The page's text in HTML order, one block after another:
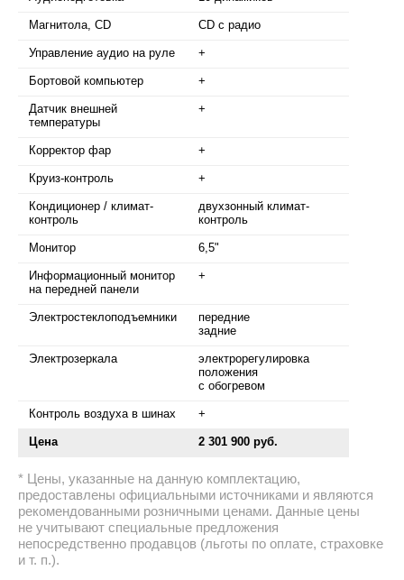
Магнитола, CD CD с радио
Управление аудио на руле +
Бортовой компьютер +
Датчик внешней
температуры
+
Корректор фар +
Круиз-контроль +
Кондиционер / климат-
контроль
двухзонный климат-
контроль
Монитор 6,5"
Информационный монитор
на передней панели
+
Электростеклоподъемники
передние
задние
Электрозеркала
электрорегулировка
положения
с обогревом
Контроль воздуха в шинах +
Цена 2 301 900 руб.
Цены, указанные на данную комплектацию,
предоставлены официальными источниками и являются
рекомендованными розничными ценами. Данные цены
не учитывают специальные предложения
непосредственно продавцов (льготы по оплате, страховке
и т. п.).